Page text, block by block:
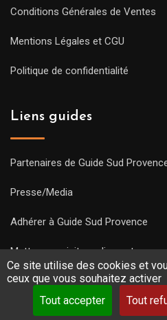
Ce site utilise des cookies et
ceux que vous souhaitez activer
Tout accepter
Tout
Conditions Générales de Ventes
Mentions Légales et CGU
Politique de confidentialité
Liens guides
Partenaires de Guide Sud
Presse/Media
Adhérer à Guide Sud Provence
Mettre une visite en ligne et